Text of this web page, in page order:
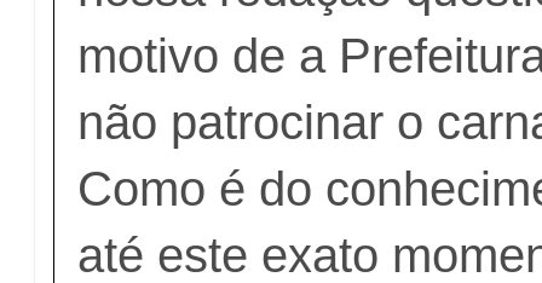
motivo de a
não patrocinar o
Como é do
até este exato